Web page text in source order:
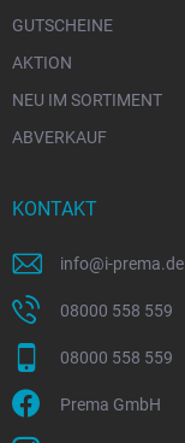
GUTSCHEINE
AKTION
NEU IM SORTIMENT
ABVERKAUF
KONTAKT
info@i-prema.de
08000 558 559
08000 558 559
Prema GmbH